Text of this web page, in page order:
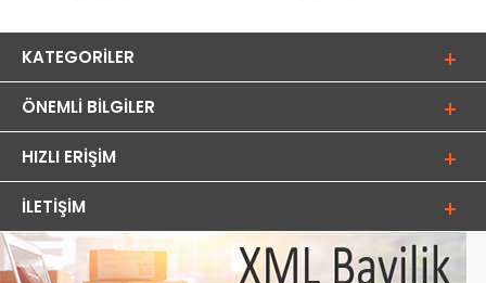
KATEGORILER
ÖNEMLI BILGILER
HIZLI ERIŞIM
İLETIŞIM